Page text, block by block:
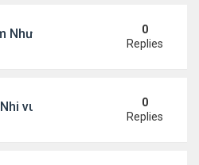
Như - Hoắc Kiến Hoa
0
Replies
vui vẻ ôm người cũ của vợ
0
Replies